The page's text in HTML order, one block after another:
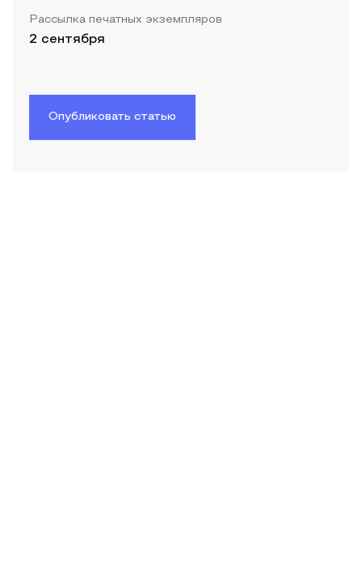
Рассылка печатных экземпляров
2 сентября
Опубликовать статью